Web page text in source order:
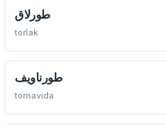
طورلاق
torlak
طورناويف
tornavida